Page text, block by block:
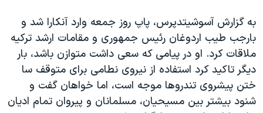
قانون شفافیت دارائی کادر رهبری ایران
اعتراضات مردمی آبان ۹۸
اسرائیل در جنگ
نرگس محمدی برنده جایزه نوبل صلح
همایش محافظه‌کاران آمریکا «سی‌پک»
به گزارش آسوشیتدپرس، پاپ روز جمعه وارد آنکارا شد و
بارجب طیب اردوغان رئیس جمهوری و مقامات ارشد ترکیه
ملاقات کرد. او در پیامی که سعی داشت متوازن باشد، بار
دیگر تاکید کرد استفاده از نیروی نطامی برای متوقف سا
ختن پیشروی تندروها موجه است، اما خواهان گفت و
شنود بیشتر بین مسیحیان، مسلمانان و پیروان تمام ادیان